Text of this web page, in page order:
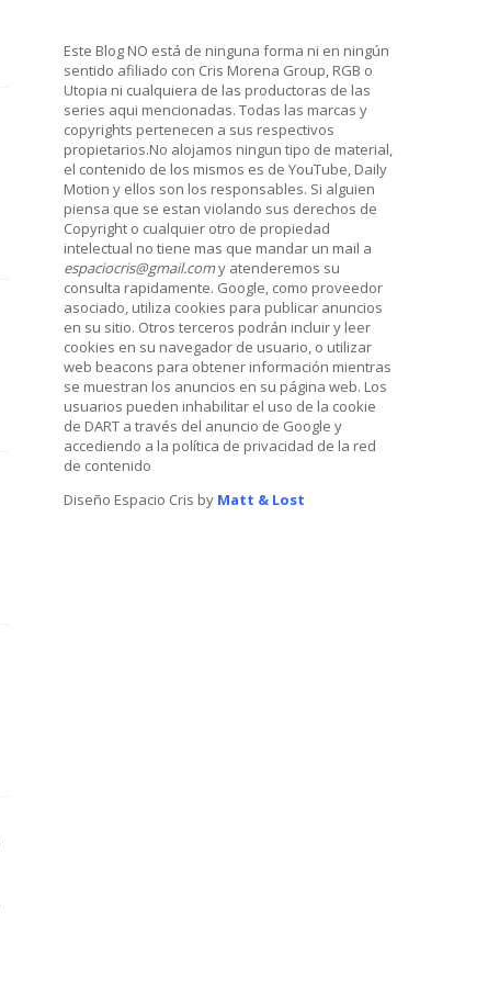
Este Blog NO está de ninguna forma ni en ningún
sentido afiliado con Cris Morena Group, RGB o
Utopia ni cualquiera de las productoras de las
series aqui mencionadas. Todas las marcas y
copyrights pertenecen a sus respectivos
propietarios.No alojamos ningun tipo de material,
el contenido de los mismos es de YouTube, Daily
Motion y ellos son los responsables. Si alguien
piensa que se estan violando sus derechos de
Copyright o cualquier otro de propiedad
intelectual no tiene mas que mandar un mail a
espaciocris@gmail.comy atenderemos su
consulta rapidamente. Google, como proveedor
asociado, utiliza cookies para publicar anuncios
en su sitio. Otros terceros podrán incluir y leer
cookies en su navegador de usuario, o utilizar
web beacons para obtener información mientras
se muestran los anuncios en su página web. Los
usuarios pueden inhabilitar el uso de la cookie
de DART a través del anuncio de Google y
accediendo a la política de privacidad de la red
de contenido
Diseño Espacio Cris by Matt & Lost